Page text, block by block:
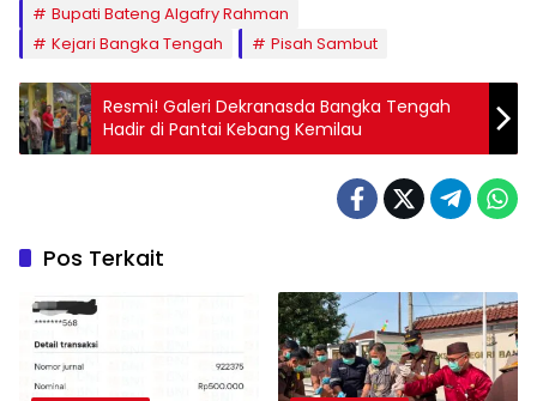
Bupati Bateng Algafry Rahman
Kejari Bangka Tengah
Pisah Sambut
Resmi! Galeri Dekranasda Bangka Tengah
Hadir di Pantai Kebang Kemilau
Pos Terkait